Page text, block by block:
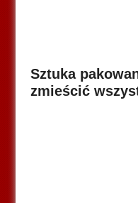
Sztuka
zmieścić